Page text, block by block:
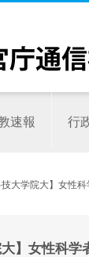
速報 行
大学院大】女性
大】女性科